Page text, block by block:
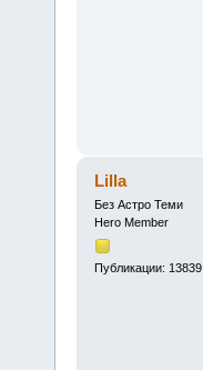
Lilla
Без Астро Теми
Hero Member
Публикации: 13839